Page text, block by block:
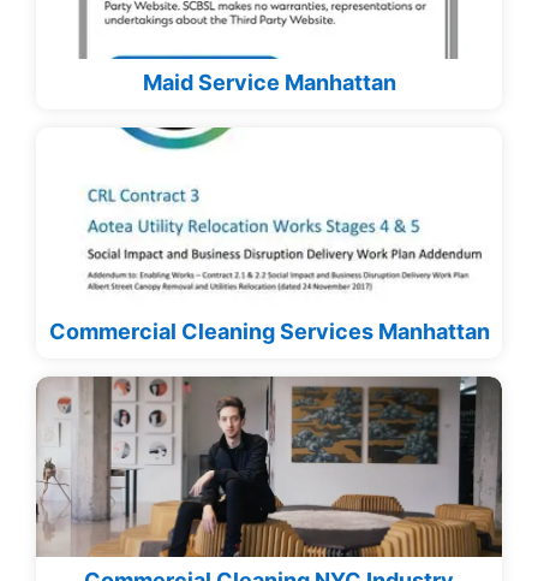
Maid Service Manhattan
Commercial Cleaning Services Manhattan